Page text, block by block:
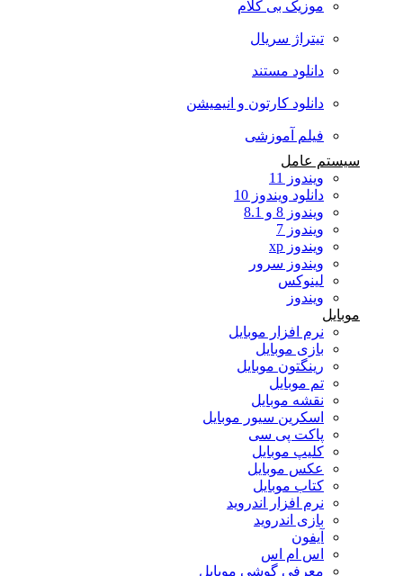
موزیک بی کلام
تیتراژ سریال
دانلود مستند
دانلود کارتون و انیمیشن
فیلم آموزشی
سیستم عامل
ویندوز 11
دانلود ویندوز 10
ویندوز 8 و 8.1
ویندوز 7
ویندوز xp
ویندوز سرور
لینوکس
ویندوز
موبایل
نرم افزار موبایل
بازی موبایل
رینگتون موبایل
تم موبایل
نقشه موبایل
اسکرین سیور موبایل
پاکت پی سی
کلیپ موبایل
عکس موبایل
کتاب موبایل
نرم افزار اندروید
بازی اندروید
آیفون
اس ام اس
معرفی گوشی موبایل